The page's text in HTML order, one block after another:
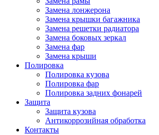
Замена лонжерона
Замена крышки багажника
Замена решетки радиатора
Замена боковых зеркал
Замена фар
Замена крыши
Полировка
Полировка кузова
Полировка фар
Полировка задних фонарей
Защита
Защита кузова
Антикоррозийная обработка
Контакты